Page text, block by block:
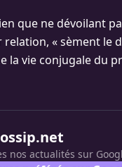
que ne dévoilant
relation, « sèment le
la vie conjugale du
nos actualités sur